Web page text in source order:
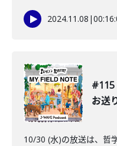
2024.11.08 |
#115
お送
10/30 (水)の放送は、哲